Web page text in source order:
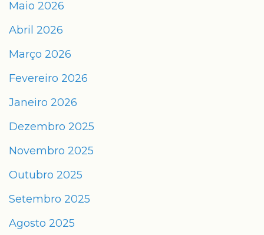
Maio 2026
Abril 2026
Março 2026
Fevereiro 2026
Janeiro 2026
Dezembro 2025
Novembro 2025
Outubro 2025
Setembro 2025
Agosto 2025